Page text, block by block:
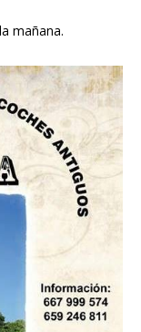
mañana.